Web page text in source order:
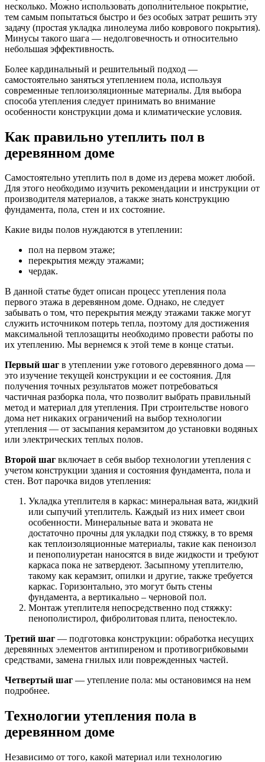
несколько. Можно использовать дополнительное покрытие,
тем самым попытаться быстро и без особых затрат решить эту
задачу (простая укладка линолеума либо коврового покрытия).
Минусы такого шага — недолговечность и относительно
небольшая эффективность.
Более кардинальный и решительный подход —
самостоятельно заняться утеплением пола, используя
современные теплоизоляционные материалы. Для выбора
способа утепления следует принимать во внимание
особенности конструкции дома и климатические условия.
Как правильно утеплить пол в
деревянном доме
Самостоятельно утеплить пол в доме из дерева может любой.
Для этого необходимо изучить рекомендации и инструкции от
производителя материалов, а также знать конструкцию
фундамента, пола, стен и их состояние.
Какие виды полов нуждаются в утеплении:
пол на первом этаже;
перекрытия между этажами;
чердак.
В данной статье будет описан процесс утепления пола
первого этажа в деревянном доме. Однако, не следует
забывать о том, что перекрытия между этажами также могут
служить источником потерь тепла, поэтому для достижения
максимальной теплозащиты необходимо провести работы по
их утеплению. Мы вернемся к этой теме в конце статьи.
Первый шаг в утеплении уже готового деревянного дома —
это изучение текущей конструкции и ее состояния. Для
получения точных результатов может потребоваться
частичная разборка пола, что позволит выбрать правильный
метод и материал для утепления. При строительстве нового
дома нет никаких ограничений на выбор технологии
утепления — от засыпания керамзитом до установки водяных
или электрических теплых полов.
Второй шаг включает в себя выбор технологии утепления с
учетом конструкции здания и состояния фундамента, пола и
стен. Вот парочка видов утепления:
Укладка утеплителя в каркас: минеральная вата, жидкий
или сыпучий утеплитель. Каждый из них имеет свои
особенности. Минеральные вата и эковата не
достаточно прочны для укладки под стяжку, в то время
как теплоизоляционные материалы, такие как пеноизол
и пенополиуретан наносятся в виде жидкости и требуют
каркаса пока не затвердеют. Засыпному утеплителю,
такому как керамзит, опилки и другие, также требуется
каркас. Горизонтально, это могут быть стены
фундамента, а вертикально – черновой пол.
Монтаж утеплителя непосредственно под стяжку:
пенополистирол, фибролитовая плита, пеностекло.
Третий шаг — подготовка конструкции: обработка несущих
деревянных элементов антипиреном и противогрибковыми
средствами, замена гнилых или поврежденных частей.
Четвертый шаг — утепление пола: мы остановимся на нем
подробнее.
Технологии утепления пола в
деревянном доме
Независимо от того, какой материал или технологию